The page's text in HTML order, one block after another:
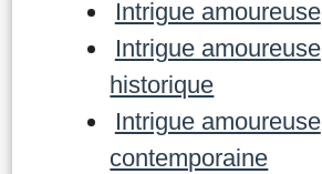
Intrigue amoureuse
Intrigue amoureuse
historique
Intrigue amoureuse
contemporaine